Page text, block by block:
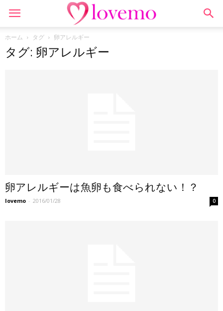
ホーム タグ 卵アレルギー
タグ: 卵アレルギー
卵アレルギーは魚卵も食べられない！？
lovemo - 2016/01/28 0